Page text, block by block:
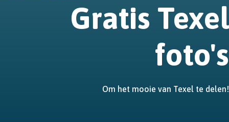
Gratis Texel
foto's
Om het mooie van Texel te delen!